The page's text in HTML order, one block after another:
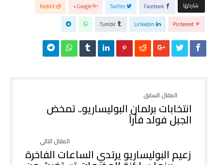
‫‫ شاركها‬ Facebook
Twitter
Google+
Reddit
Pinterest
Linkedin
Tumblr
انتخابات برلمان البوليساريو.. تمخض
الجبل فولد فأراً
زعيم البوليساريو يرتدي الساعات الفاخرة